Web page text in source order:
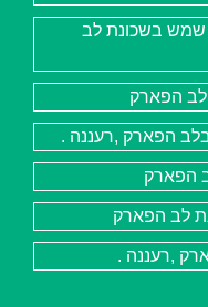
מרפסת שמש בשכונת לב
,רעננה .